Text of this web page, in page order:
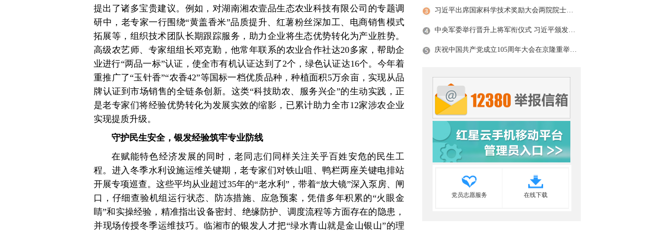
提出了诸多宝贵建议。例如，对湖南湘农壹品生态农业科技有限公司的专题调
研中，老专家一行围绕“黄盖香米”品质提升、红薯粉丝深加工、电商销售模式
拓展等，组织技术团队长期跟踪服务，助力企业将生态优势转化为产业胜势。
高级农艺师、专家组组长邓克勤，他常年联系的农业合作社达20多家，帮助企
业进行“两品一标”认证，使全市有机认证达到了2个，绿色认证达16个。今年着
重推广了“玉针香”“农香42”等国标一档优质品种，种植面积5万余亩，实现从品
牌认证到市场销售的全链条创新。这类“科技助农、服务兴企”的生动实践，正
是老专家们将经验优势转化为发展实效的缩影，已累计助力全市12家涉农企业
实现提质升级。
守护民生安全，银发经验筑牢专业防线
在赋能特色经济发展的同时，老同志们同样关注关乎百姓安危的民生工
程。进入冬季水利设施运维关键期，老专家们对铁山咀、鸭栏两座关键电排站
开展专项巡查。这些平均从业超过35年的“老水利”，带着“放大镜”深入泵房、闸
口，仔细查验机组运行状态、防冻措施、应急预案，凭借多年积累的“火眼金
睛”和实操经验，精准指出设备密封、绝缘防护、调度流程等方面存在的隐患，
并现场传授冬季运维技巧。临湘市的银发人才把“绿水青山就是金山银山”的理
习近平出席国家科学技术奖励大会两院院士大会中国科协第十一次全国代表大会并发表重要讲话
中央军委举行晋升上将军衔仪式 习近平颁发命令状并向晋衔的军官表示祝贺
庆祝中国共产党成立105周年大会在京隆重举行 习近平发表重要讲话
党员志愿服务 在线下载